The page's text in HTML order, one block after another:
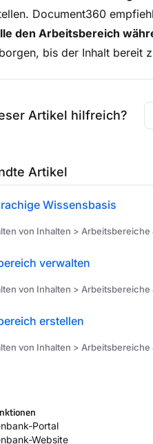
Document360
den Arbeitsbereich
bis der Inhalt bereit
Artikel hilfreich?
Artikel
Wissensbasis
von Inhalten > Arbeitsbereiche
verwalten
von Inhalten > Arbeitsbereiche
erstellen
von Inhalten > Arbeitsbereiche
Portal
Website